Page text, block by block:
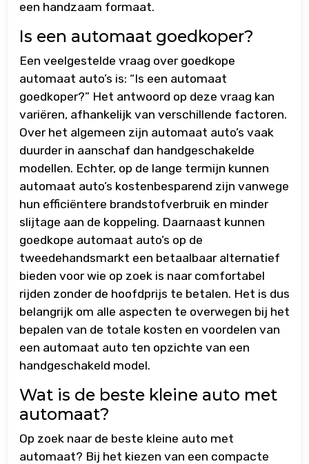
een handzaam formaat.
Is een automaat goedkoper?
Een veelgestelde vraag over goedkope
automaat auto’s is: “Is een automaat
goedkoper?” Het antwoord op deze vraag kan
variëren, afhankelijk van verschillende factoren.
Over het algemeen zijn automaat auto’s vaak
duurder in aanschaf dan handgeschakelde
modellen. Echter, op de lange termijn kunnen
automaat auto’s kostenbesparend zijn vanwege
hun efficiëntere brandstofverbruik en minder
slijtage aan de koppeling. Daarnaast kunnen
goedkope automaat auto’s op de
tweedehandsmarkt een betaalbaar alternatief
bieden voor wie op zoek is naar comfortabel
rijden zonder de hoofdprijs te betalen. Het is dus
belangrijk om alle aspecten te overwegen bij het
bepalen van de totale kosten en voordelen van
een automaat auto ten opzichte van een
handgeschakeld model.
Wat is de beste kleine auto met
automaat?
Op zoek naar de beste kleine auto met
automaat? Bij het kiezen van een compacte